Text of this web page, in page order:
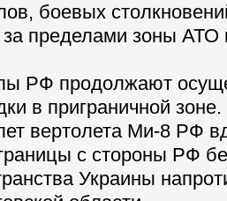
боевых
за пределами зоны
РФ продолжают
в приграничной
вертолета Ми-8 РФ
с стороны РФ
Украины